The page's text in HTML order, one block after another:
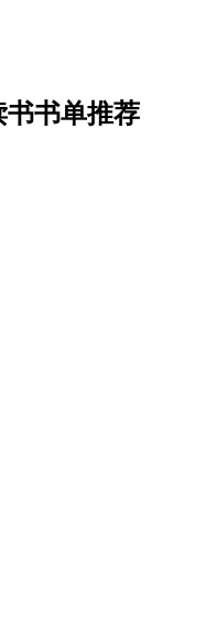
书单推荐